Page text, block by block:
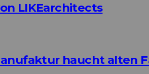
LIKEarchitects
haucht alten